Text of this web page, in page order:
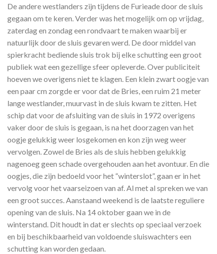
De andere westlanders zijn tijdens de Furieade door de sluis
gegaan om te keren. Verder was het mogelijk om op vrijdag,
zaterdag en zondag een rondvaart te maken waarbij er
natuurlijk door de sluis gevaren werd. De door middel van
spierkracht bediende sluis trok bij elke schutting een groot
publiek wat een gezellige sfeer opleverde. Over publiciteit
hoeven we overigens niet te klagen. Een klein zwart oogje van
een paar cm zorgde er voor dat de Bries, een ruim 21 meter
lange westlander, muurvast in de sluis kwam te zitten. Het
schip dat voor de afsluiting van de sluis in 1972 overigens
vaker door de sluis is gegaan, is na het doorzagen van het
oogje gelukkig weer losgekomen en kon zijn weg weer
vervolgen. Zowel de Bries als de sluis hebben gelukkig
nagenoeg geen schade overgehouden aan het avontuur. En die
oogjes, die zijn bedoeld voor het “winterslot”, gaan er in het
vervolg voor het vaarseizoen van af. Al met al spreken we van
een groot succes. Aanstaand weekend is de laatste reguliere
opening van de sluis. Na 14 oktober gaan we in de
winterstand. Dit houdt in dat er slechts op speciaal verzoek
en bij beschikbaarheid van voldoende sluiswachters een
schutting kan worden gedaan.